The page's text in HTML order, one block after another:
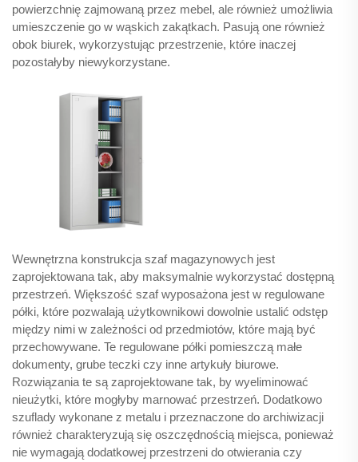
powierzchnię zajmowaną przez mebel, ale również umożliwia
umieszczenie go w wąskich zakątkach. Pasują one również
obok biurek, wykorzystując przestrzenie, które inaczej
pozostałyby niewykorzystane.
Wewnętrzna konstrukcja szaf magazynowych jest
zaprojektowana tak, aby maksymalnie wykorzystać dostępną
przestrzeń. Większość szaf wyposażona jest w regulowane
półki, które pozwalają użytkownikowi dowolnie ustalić odstęp
między nimi w zależności od przedmiotów, które mają być
przechowywane. Te regulowane półki pomieszczą małe
dokumenty, grube teczki czy inne artykuły biurowe.
Rozwiązania te są zaprojektowane tak, by wyeliminować
nieużytki, które mogłyby marnować przestrzeń. Dodatkowo
szuflady wykonane z metalu i przeznaczone do archiwizacji
również charakteryzują się oszczędnością miejsca, ponieważ
nie wymagają dodatkowej przestrzeni do otwierania czy